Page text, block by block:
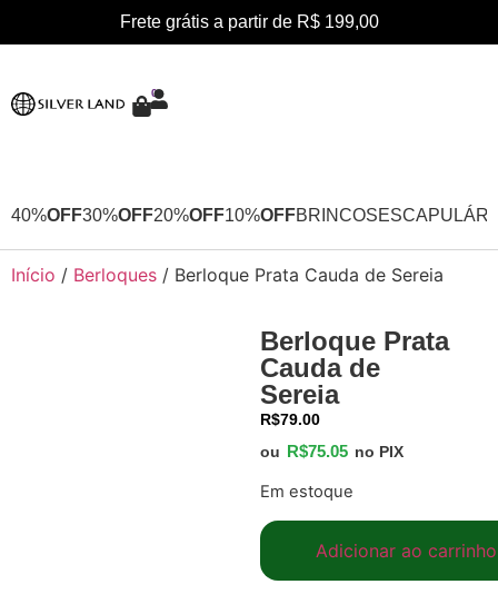
Frete grátis a partir de R$ 199,00
0
40%OFF30%OFF20%OFF10%OFFBRINCOS
Início / Berloques / Berloque Prata Cauda de Sereia
Berloque Prata
Cauda de
Sereia
R$79.00
ou R$75.05 no PIX
Em estoque
Adicionar ao carrinho